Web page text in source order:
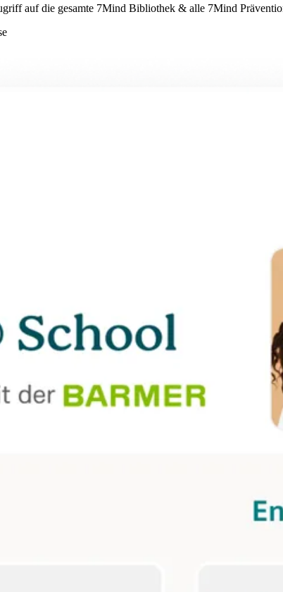
auf die gesamte 7Mind Bibliothek & alle 7Mind